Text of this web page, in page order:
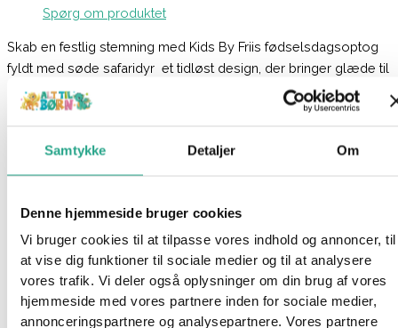
Samtykke Detaljer Om
Denne hjemmeside bruger cookies
Vi bruger cookies til at tilpasse vores indhold og annoncer, til
at vise dig funktioner til sociale medier og til at analysere
vores trafik. Vi deler også oplysninger om din brug af vores
hjemmeside med vores partnere inden for sociale medier,
annonceringspartnere og analysepartnere. Vores partnere
Spørg om produktet
Skab en festlig stemning med Kids By Friis fødselsdagsoptog
fyldt med søde safaridyr  et tidløst design, der bringer glæde til
borddækningen år efter år.
Fødselsdagsoptog med safaridyr som elefant, giraf og løve
Inkluderer 11 tal (1-9, to 1-taller) til fødselsdage fra 1 til 99 år
Tidløst design, ideelt som en fast tradition på
fødselsdagsbordet
Mål: Ca. 45 cm i længden og 7 cm i højden
Beskrivelse: